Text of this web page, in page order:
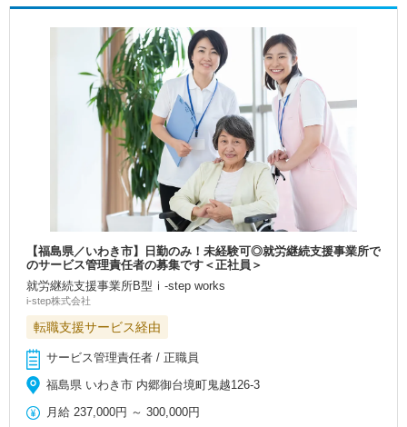
【福島県／いわき市】日勤のみ！未経験可◎就労継続支援事業所で
のサービス管理責任者の募集です＜正社員＞
就労継続支援事業所B型ⅰ-step works
i-step株式会社
転職支援サービス経由
サービス管理責任者 / 正職員
福島県 いわき市 内郷御台境町鬼越126‐3
月給 237,000円 ～300,000円